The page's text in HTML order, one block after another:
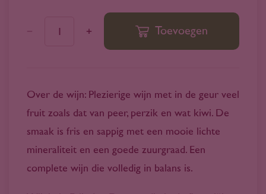
Toevoegen
Over de wijn: Plezierige wijn met in de geur veel
fruit zoals dat van peer, perzik en wat kiwi. De
smaak is fris en sappig met een mooie lichte
mineraliteit en een goede zuurgraad. Een
complete wijn die volledig in balans is.